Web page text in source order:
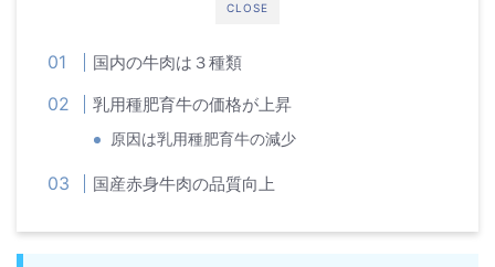
CLOSE
国内の牛肉は３種類
乳用種肥育牛の価格が上昇
原因は乳用種肥育牛の減少
国産赤身牛肉の品質向上